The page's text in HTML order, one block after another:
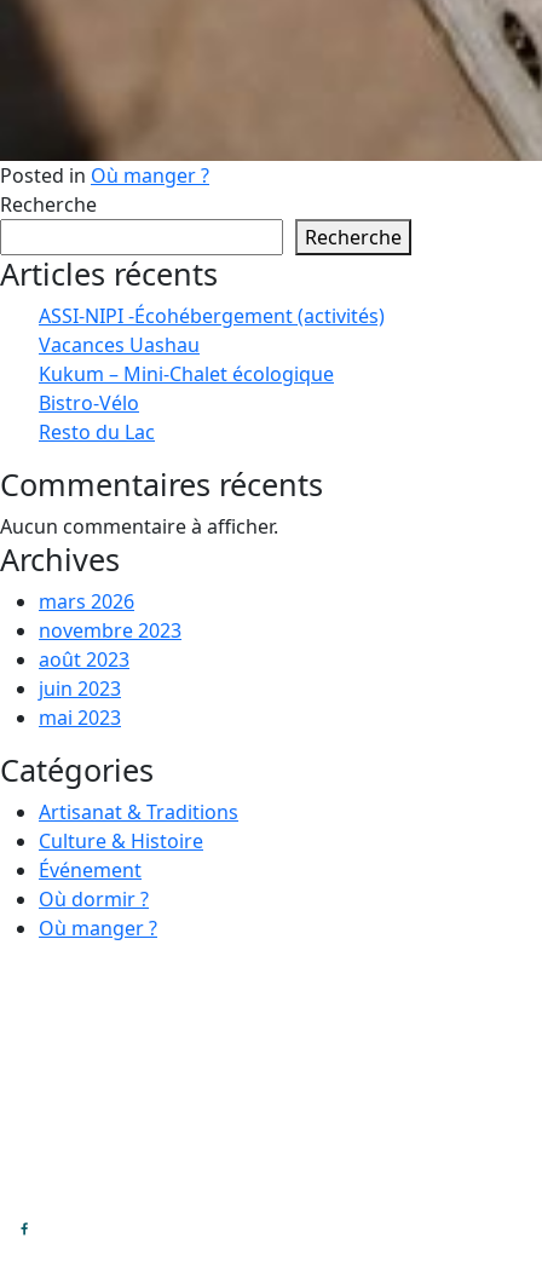
Posted in Où manger ?
Recherche
Recherche
Articles récents
ASSI-NIPI -Écohébergement (activités)
Vacances Uashau
Kukum – Mini-Chalet écologique
Bistro-Vélo
Resto du Lac
Commentaires récents
Aucun commentaire à afficher.
Archives
mars 2026
novembre 2023
août 2023
juin 2023
mai 2023
Catégories
Artisanat & Traditions
Culture & Histoire
Événement
Où dormir ?
Où manger ?